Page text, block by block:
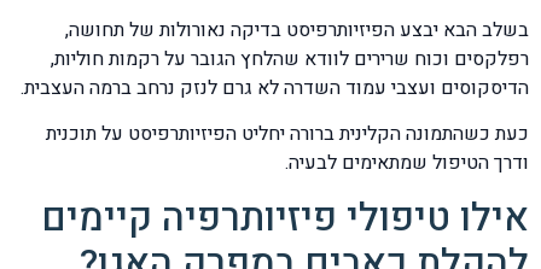
בשלב הבא יבצע הפיזיותרפיסט בדיקה נאורולות של תחושה,
רפלקסים וכוח שרירים לוודא שהלחץ הגובר על רקמות חוליות,
הדיסקוסים ועצבי עמוד השדרה לא גרם לנזק נרחב ברמה העצבית.
כעת כשהתמונה הקלינית ברורה יחליט הפיזיותרפיסט על תוכנית
ודרך הטיפול שמתאימים לבעיה.
אילו טיפולי פיזיותרפיה קיימים